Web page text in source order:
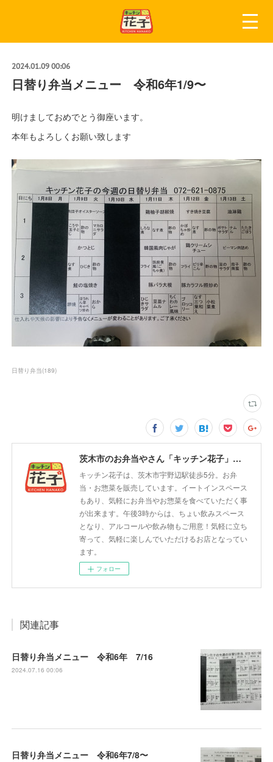
2024.01.09 00:06
日替り弁当メニュー 令和6年1/9〜
明けましておめでとう御座います。
本年もよろしくお願い致します
日替り弁当(189)
茨木市のお弁当やさん「キッチン花子」ちょい飲みスペース「サウス」
キッチン花子は、茨木市宇野辺駅徒歩5分。お弁
当・お惣菜を販売しています。イートインスペース
もあり、気軽にお弁当やお惣菜を食べていただく事
が出来ます。午後3時からは、ちょい飲みスペース
となり、アルコールや飲み物もご用意！気軽に立ち
寄って、気軽に楽しんでいただけるお店となってい
ます。
フォロー
関連記事
日替り弁当メニュー 令和6年 7/16
2024.07.16 00:06
日替り弁当メニュー 令和6年7/8〜